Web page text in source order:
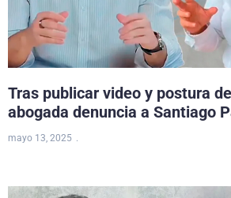
Tras publicar video y postura
abogada denuncia a Santiago
mayo 13, 2025